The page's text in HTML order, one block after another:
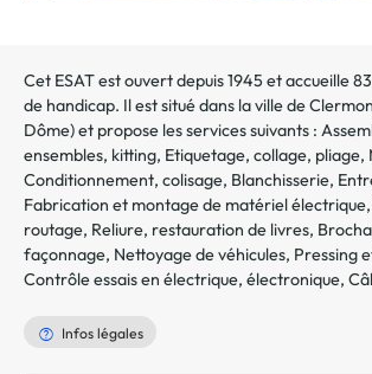
Cet ESAT est ouvert depuis 1945 et accueille
de handicap. Il est situé dans la ville de
Dôme) et propose les services suivants :
ensembles, kitting, Etiquetage, collage, pliage,
Conditionnement, colisage, Blanchisserie,
Fabrication et montage de matériel électrique,
routage, Reliure, restauration de livres,
façonnage, Nettoyage de véhicules, Pressing
Contrôle essais en électrique, électronique,
Infos légales